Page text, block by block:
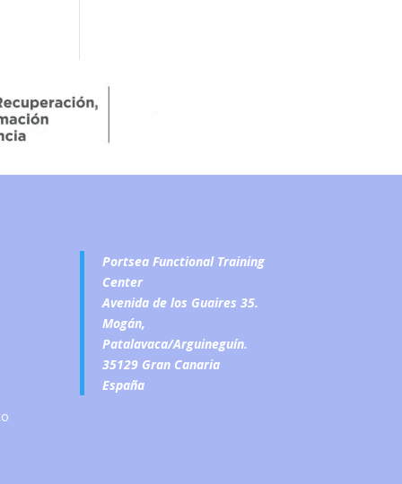
Portsea Functional Training
Center
Avenida de los Guaires 35.
Mogán,
Patalavaca/Arguineguín.
35129 Gran Canaria
España